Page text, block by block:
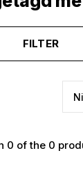
FILTER
0 of the 0